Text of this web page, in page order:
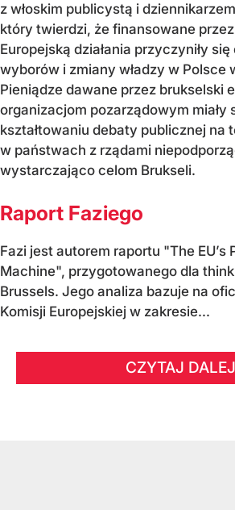
z włoskim publicystą i
który twierdzi, że finansowane
Europejską działania przyczyniły
wyborów i zmiany władzy w Polsce
Pieniądze dawane przez brukselski
organizacjom pozarządowym miały
kształtowaniu debaty publicznej na
w państwach z rządami
wystarczająco celom Brukseli.
Raport Faziego
Fazi jest autorem raportu "The EU’s
Machine", przygotowanego dla
Brussels. Jego analiza bazuje na
Komisji Europejskiej w zakresie...
CZYTAJ DALEJ